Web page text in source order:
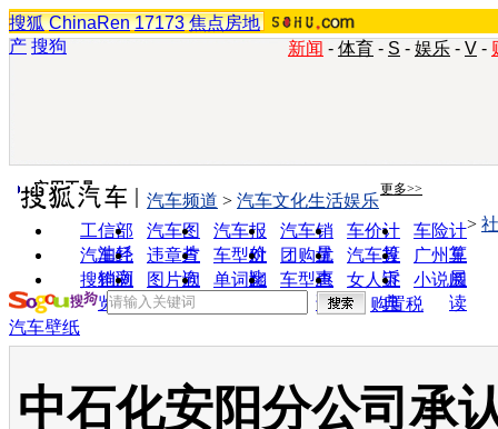
搜狐 ChinaRen 17173 焦点房地
产 搜狗 新闻 - 体育 - S - 娱乐 - V -
实用工具 更多>>
工信部
油耗
汽车图
片
汽车报
价
汽车销
量
车价计
算
车险计
算
汽车经
销商
违章查
询
车型对
比
团购优
惠
汽车投
诉
广州车
展
搜狗浏
览器
图片欣
赏
单词翻
车型查
询
女人宝
典
小说阅
读
汽车频道 > 汽车文化生活娱乐
>
购置税
汽车壁纸
中石化安阳分公司承